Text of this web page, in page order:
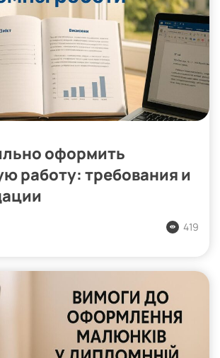
оформить
работу: требования и
419